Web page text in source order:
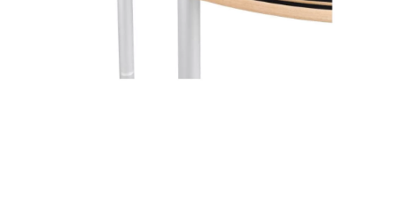
alegerea perfectă pentru un impact profesional.